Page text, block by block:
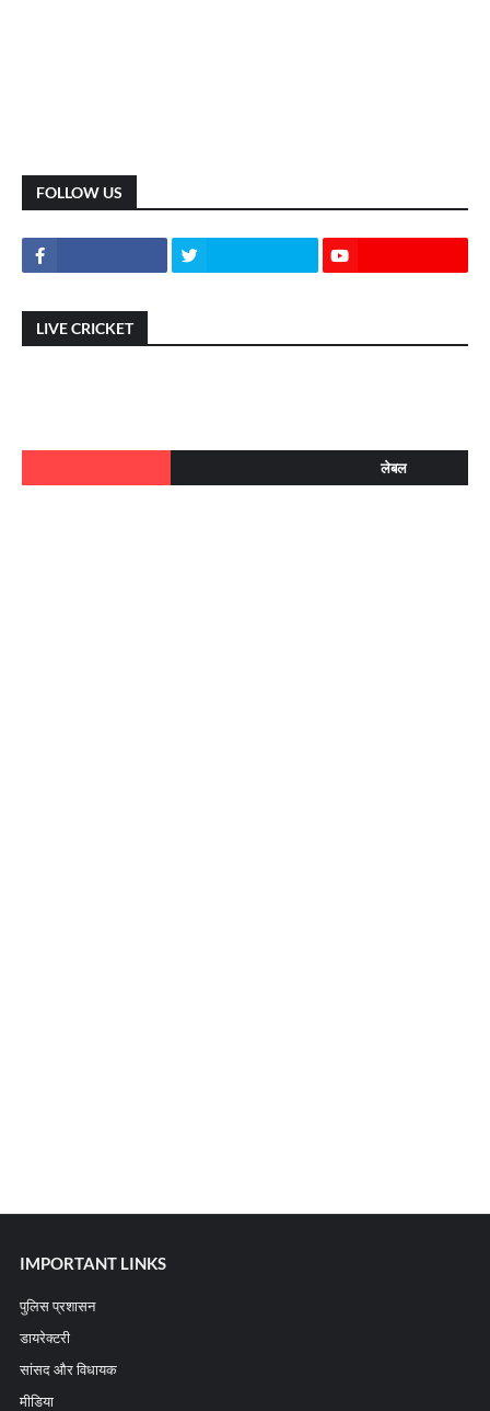
FOLLOW US
LIVE CRICKET
लेबल
IMPORTANT LINKS
पुलिस प्रशासन
डायरेक्टरी
सांसद और विधायक
मीडिया